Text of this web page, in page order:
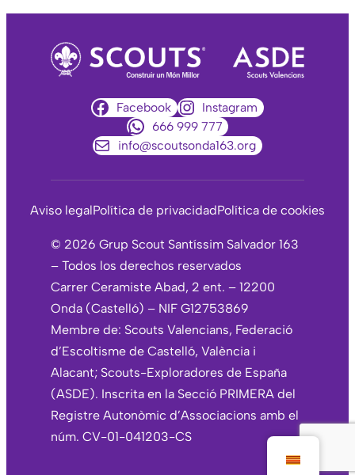
Facebook
Instagram
666 999 777
info@scoutsonda163.org
Aviso legalPolítica de privacidadPolítica de cookies
© 2026 Grup Scout Santíssim Salvador 163
– Todos los derechos reservados
Carrer Ceramiste Abad, 2 ent. – 12200
Onda (Castelló) – NIF G12753869
Membre de: Scouts Valencians, Federació
d’Escoltisme de Castelló, València i
Alacant; Scouts-Exploradores de España
(ASDE). Inscrita en la Secció PRIMERA del
Registre Autonòmic d’Associacions amb el
núm. CV-01-041203-CS